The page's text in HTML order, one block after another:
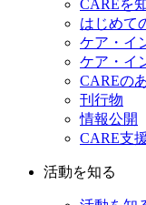
CAREを
はじめて
ケア・イ
ケア・イ
CAREの
刊行物
情報公開
CARE支
活動を知る